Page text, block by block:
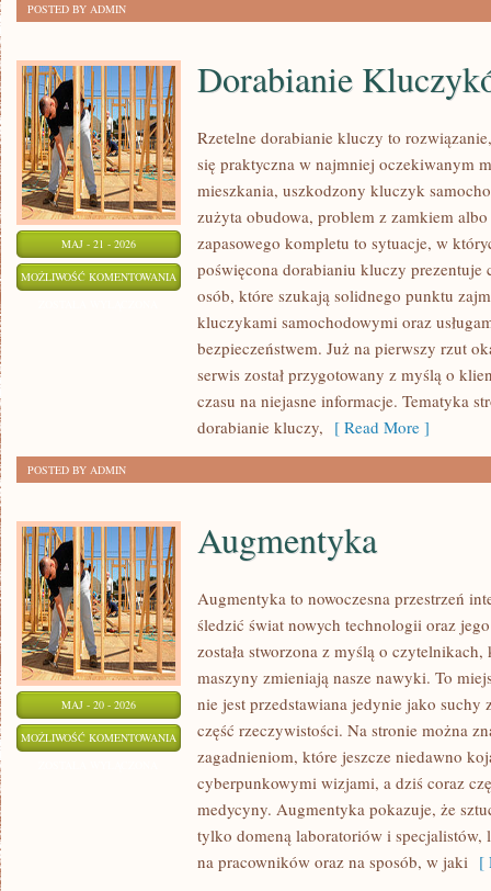
POSTED BY ADMIN
MAJ - 21 - 2026
MOŻLIWOŚĆ KOMENTOWANIA DORABIANIE
KLUCZYKÓW
Dorabianie
Rzetelne dorabianie kluczy to
się praktyczna w najmniej oczekiwanym
mieszkania, uszkodzony kluczyk
zużyta obudowa, problem z zamkiem
zapasowego kompletu to sytuacje, w
poświęcona dorabianiu kluczy prezentuje
osób, które szukają solidnego punktu
kluczykami samochodowymi oraz
bezpieczeństwem. Już na pierwszy rzut
serwis został przygotowany z myślą o
czasu na niejasne informacje. Tematyka
dorabianie kluczy, [ Read More ]
POSTED BY ADMIN
MAJ - 20 - 2026
MOŻLIWOŚĆ KOMENTOWANIA AUGMENTYKA
Augmentyka
Augmentyka to nowoczesna przestrzeń
śledzić świat nowych technologii oraz
została stworzona z myślą o
maszyny zmieniają nasze nawyki. To
nie jest przedstawiana jedynie jako
część rzeczywistości. Na stronie można
zagadnieniom, które jeszcze niedawno
cyberpunkowymi wizjami, a dziś coraz
medycyny. Augmentyka pokazuje, że
tylko domeną laboratoriów i specjalistów,
na pracowników oraz na sposób, w jaki [